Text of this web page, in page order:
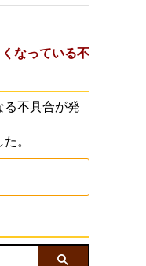
なっている不
不具合が発
。